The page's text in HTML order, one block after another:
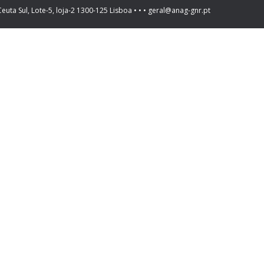
Sul, Lote-5, loja-2 1300-125 Lisboa • • • geral@anag-gnr.pt